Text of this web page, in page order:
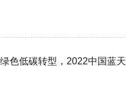
色低碳转型，2022中国蓝